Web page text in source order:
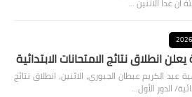
يعلن انطلاق نتائج الامتحانات الابتدائية
عبد الكريم عبطان الجبوري، الاثنين، انطلاق نتائج
الدور الأول…